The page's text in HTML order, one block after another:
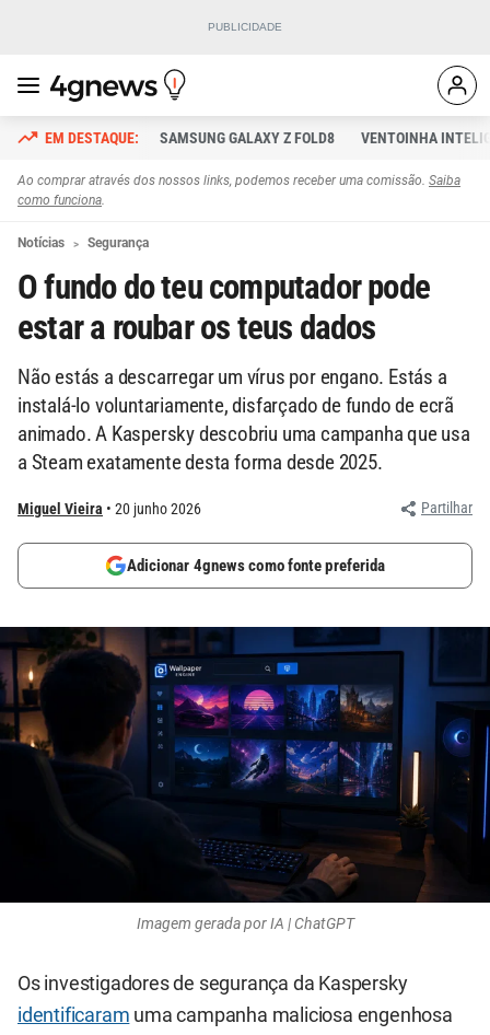
SAMSUNG GALAXY Z FOLD8 VENTOINHA
Ao comprar através dos nossos links, podemos receber uma comissão. Saiba
como funciona.
Notícias Segurança
O fundo do teu computador pode
estar a roubar os teus dados
Não estás a descarregar um vírus por engano. Estás a
instalá-lo voluntariamente, disfarçado de fundo de ecrã
animado. A Kaspersky descobriu uma campanha que usa
a Steam exatamente desta forma desde 2025.
Miguel Vieira 20 junho 2026 Partilhar
Adicionar 4gnews como fonte preferida
Imagem gerada por IA | ChatGPT
Os investigadores de segurança da Kaspersky
identificaram uma campanha maliciosa engenhosa